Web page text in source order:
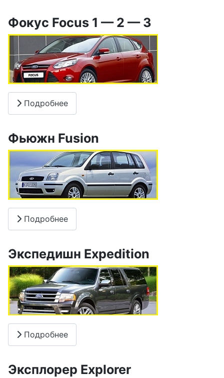
Фокус Focus 1 — 2 — 3
Подробнее
Фьюжн Fusion
Подробнее
Экспедишн Expedition
Подробнее
Эксплорер Explorer